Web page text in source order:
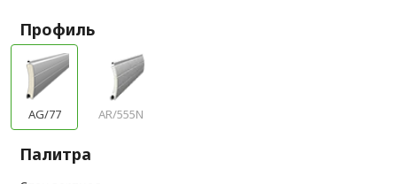
Профиль
AG/77 AR/555N
Палитра